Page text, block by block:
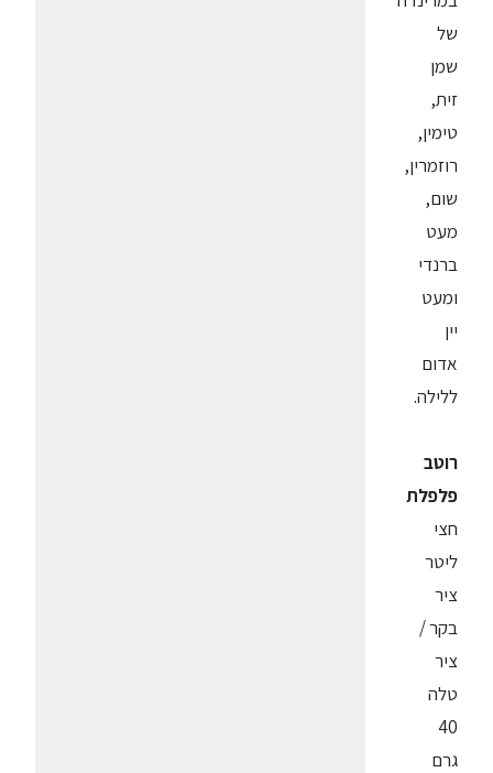
של
שמן
זית,
טימין,
רוזמרין,
שום,
מעט
ברנדי
ומעט
יין
אדום
ללילה.
רוטב
פלפלת
חצי
ליטר
ציר
בקר /
ציר
טלה
40
גרם